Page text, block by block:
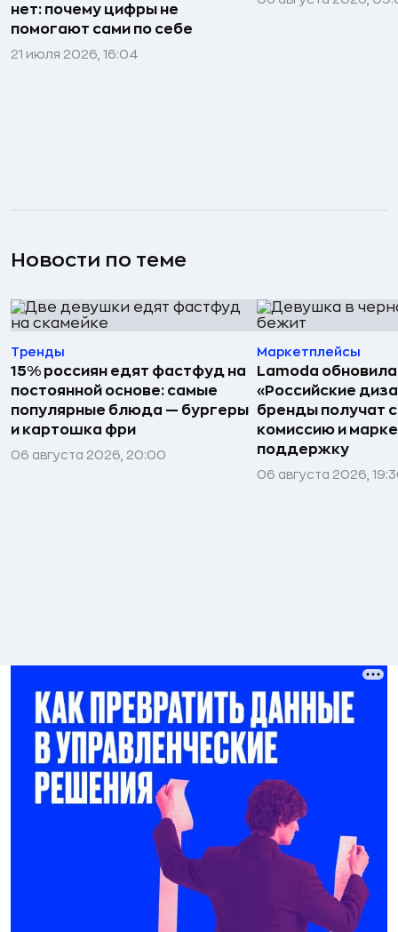
нет: почему цифры не
помогают сами по себе
21 июля 2026, 16:04
Новости по теме
Тренды
15% россиян едят фастфуд на
постоянной основе: самые
популярные блюда — бургеры
и картошка фри
06 августа 2026, 20:00
Маркетплейсы
Lamoda
«Российские
бренды получат
комиссию и
поддержку
06 августа 2026,